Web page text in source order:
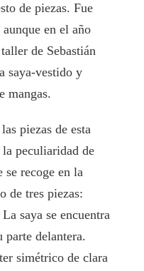
de piezas. Fue
en el año
de Sebastián
saya-vestido y
mangas.
piezas de esta
peculiaridad de
se recoge en la
de tres piezas:
saya se encuentra
parte delantera.
simétrico de clara